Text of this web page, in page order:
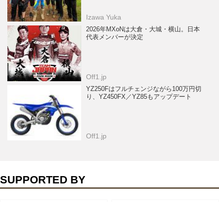
Izawa Yuka
2026年MXoNは大倉・大城・横山。日本
代表メンバーが決定
Off1.jp
YZ250Fはフルチェンジながら100万円切
り、YZ450FX／YZ85もアップデート
Off1.jp
SUPPORTED BY